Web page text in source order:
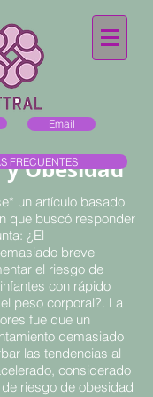
Email
FRECUENTES
Obesidad
un artículo basado
que buscó responder
¿El
breve
el riesgo de
con rápido
peso corporal?. La
fue que un
demasiado
las tendencias al
considerado
riesgo de obesidad